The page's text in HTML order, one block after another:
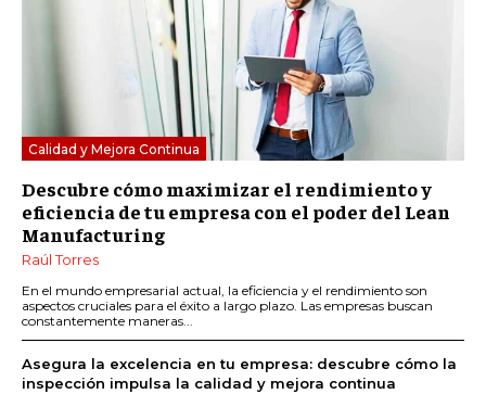
Calidad y Mejora Continua
Descubre cómo maximizar el rendimiento y
eficiencia de tu empresa con el poder del Lean
Manufacturing
Raúl Torres
En el mundo empresarial actual, la eficiencia y el rendimiento son
aspectos cruciales para el éxito a largo plazo. Las empresas buscan
constantemente maneras...
Asegura la excelencia en tu empresa: descubre cómo la
inspección impulsa la calidad y mejora continua